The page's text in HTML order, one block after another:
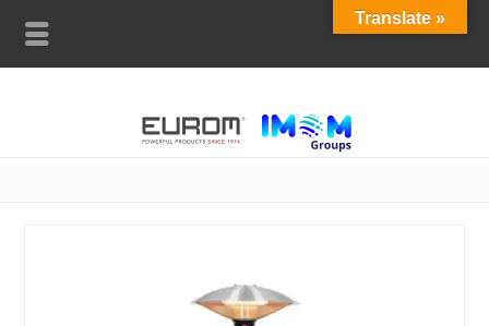
Translate »